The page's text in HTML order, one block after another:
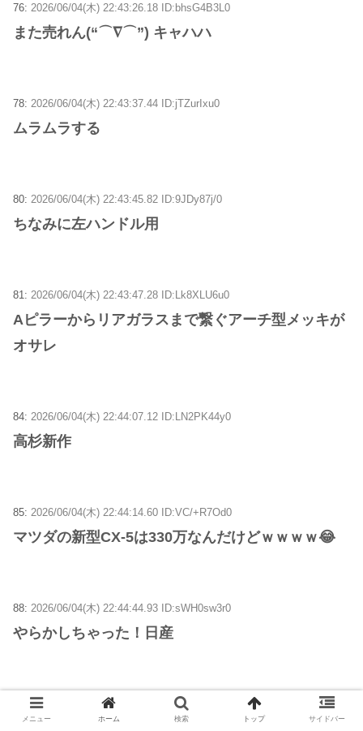
76: 2026/06/04(木) 22:43:26.18 ID:bhsG4B3L0
また売れん(“⌒∇⌒”) キャハハ
78: 2026/06/04(木) 22:43:37.44 ID:jTZurIxu0
ムラムラする
80: 2026/06/04(木) 22:43:45.82 ID:9JDy87j/0
ちなみに左ハンドル用
81: 2026/06/04(木) 22:43:47.28 ID:Lk8XLU6u0
Aピラーからリアガラスまで繋ぐアーチ型メッキが
オサレ
84: 2026/06/04(木) 22:44:07.12 ID:LN2PK44y0
高杉新作
85: 2026/06/04(木) 22:44:14.60 ID:VC/+R7Od0
マツダの新型CX-5は330万なんだけどｗｗｗｗ😂
88: 2026/06/04(木) 22:44:44.93 ID:sWH0sw3r0
やらかしちゃった！日産
89:2026/06/04(木) 22:45:12.15 ID:P1Bn2FMN0
メニュー ホーム 検索 トップ サイドバー